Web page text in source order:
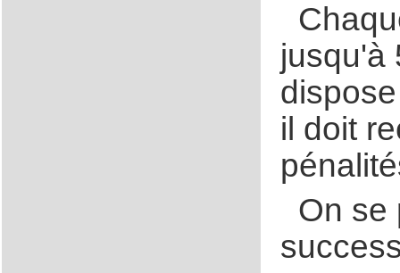
jusqu'à
il doit
On se